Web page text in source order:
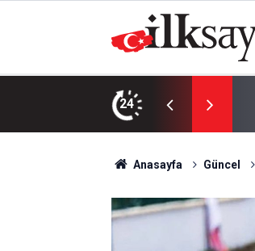
24
3 Yaralı
Anasayfa Güncel